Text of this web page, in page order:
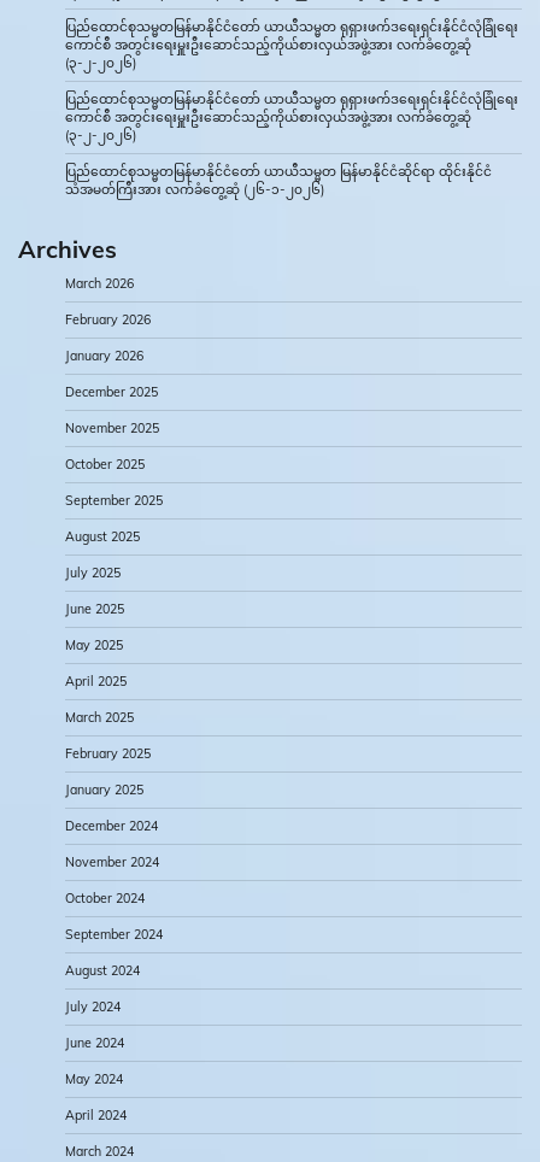
ပြည်ထောင်စုသမ္မတမြန်မာနိုင်ငံတော် ယာယီသမ္မတ ရုရှားဖက်ဒရေးရှင်းနိုင်ငံလုံခြုံရေး
ကောင်စီ အတွင်းရေးမှူးဦးဆောင်သည့်ကိုယ်စားလှယ်အဖွဲ့အား လက်ခံတွေ့ဆုံ
(၃-၂-၂၀၂၆)
ပြည်ထောင်စုသမ္မတမြန်မာနိုင်ငံတော် ယာယီသမ္မတ ရုရှားဖက်ဒရေးရှင်းနိုင်ငံလုံခြုံရေး
ကောင်စီ အတွင်းရေးမှူးဦးဆောင်သည့်ကိုယ်စားလှယ်အဖွဲ့အား လက်ခံတွေ့ဆုံ
(၃-၂-၂၀၂၆)
ပြည်ထောင်စုသမ္မတမြန်မာနိုင်ငံတော် ယာယီသမ္မတ မြန်မာနိုင်ငံဆိုင်ရာ ထိုင်းနိုင်ငံ
သံအမတ်ကြီးအား လက်ခံတွေ့ဆုံ (၂၆-၁-၂၀၂၆)
Archives
March 2026
February 2026
January 2026
December 2025
November 2025
October 2025
September 2025
August 2025
July 2025
June 2025
May 2025
April 2025
March 2025
February 2025
January 2025
December 2024
November 2024
October 2024
September 2024
August 2024
July 2024
June 2024
May 2024
April 2024
March 2024